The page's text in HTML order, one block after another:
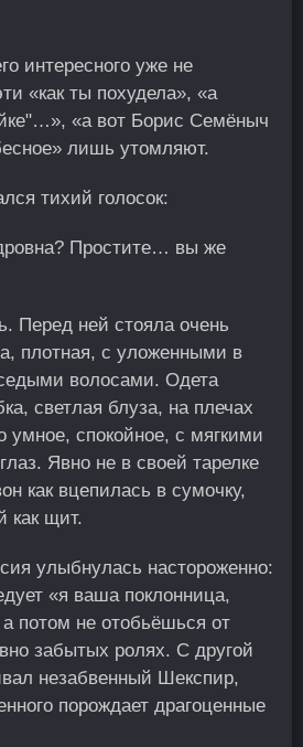
интересного уже не
«как ты похудела», «а
«а вот Борис Семёныч
лишь утомляют.
тихий голосок:
Простите… вы же
Перед ней стояла очень
плотная, с уложенными в
волосами. Одета
светлая блуза, на плечах
умное, спокойное, с мягкими
Явно не в своей тарелке
как вцепилась в сумочку,
как щит.
улыбнулась настороженно:
«я ваша поклонница,
потом не отобьёшься от
забытых ролях. С другой
незабвенный Шекспир,
порождает драгоценные